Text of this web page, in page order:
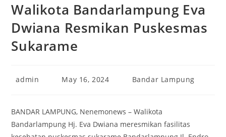
Walikota Bandarlampung Eva
Dwiana Resmikan Puskesmas
Sukarame
Post
admin
Post
May 16, 2024
Post
Bandar Lampung
BANDAR LAMPUNG, Nenemonews – Walikota
Bandarlampung Hj. Eva Dwiana meresmikan fasilitas